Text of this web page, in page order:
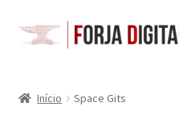
Pular
para
Pular
para
conteúdo
Início Space Gits